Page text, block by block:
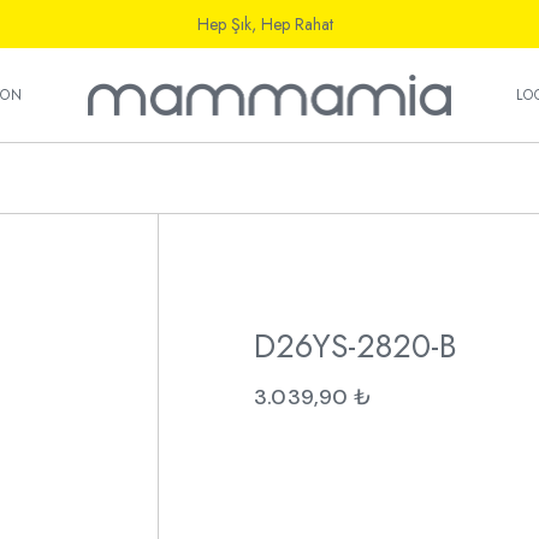
Hep Şık, Hep Rahat
D26YS-2820-B
3.039,90₺